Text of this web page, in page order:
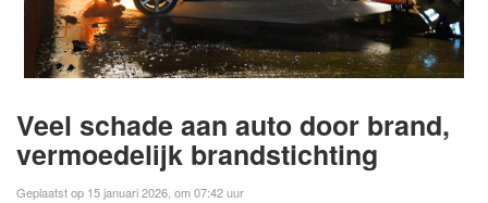
Veel schade aan auto door brand,
vermoedelijk brandstichting
Geplaatst op 15 januari 2026, om 07:42 uur